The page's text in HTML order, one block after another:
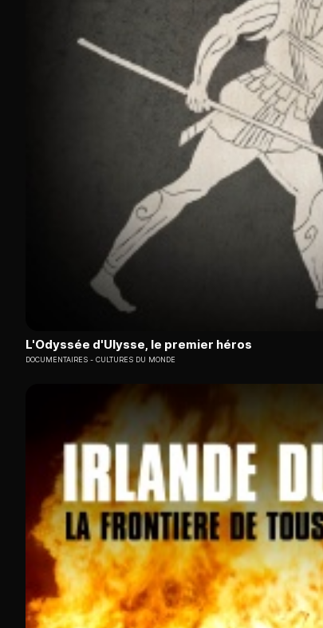
L'Odyssée d'Ulysse, le premier héros
DOCUMENTAIRES CULTURES DU MONDE